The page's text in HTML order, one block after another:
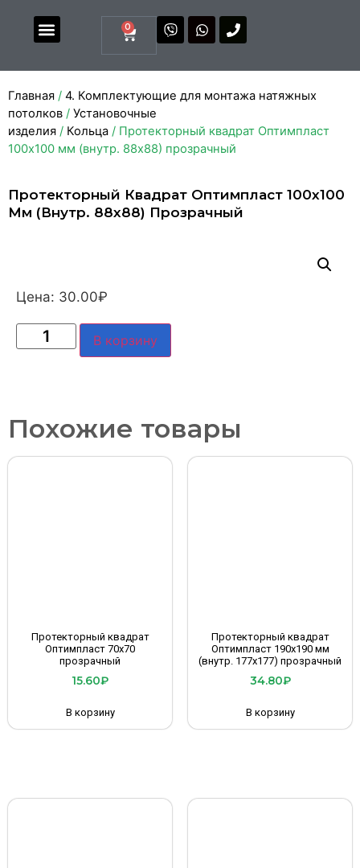
0
Главная / 4. Комплектующие для монтажа натяжных
потолков / Установочные
изделия / Кольца / Протекторный квадрат Оптимпласт
100х100 мм (внутр. 88х88) прозрачный
Протекторный Квадрат Оптимпласт 100х100
Мм (внутр. 88х88) Прозрачный
Цена: 30.00₽
В корзину
Похожие товары
Протекторный квадрат
Оптимпласт 70х70
прозрачный
15.60₽
В корзину
Протекторный квадрат
Оптимпласт 190х190 мм
(внутр. 177х177) прозрачный
34.80₽
В корзину